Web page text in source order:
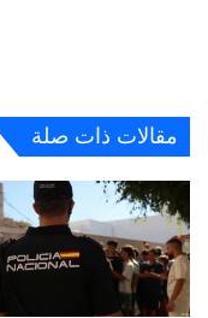
مقالات ذات صلة